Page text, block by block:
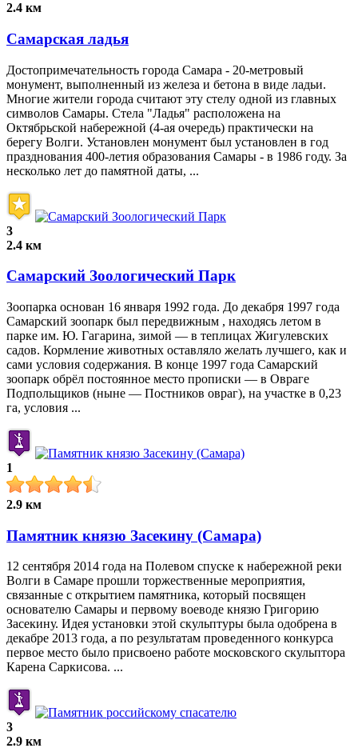
2.4 км
Самарская ладья
Достопримечательность города Самара - 20-метровый
монумент, выполненный из железа и бетона в виде ладьи.
Многие жители города считают эту стелу одной из главных
символов Самары. Стела "Ладья" расположена на
Октябрьской набережной (4-ая очередь) практически на
берегу Волги. Установлен монумент был установлен в год
празднования 400-летия образования Самары - в 1986 году. За
несколько лет до памятной даты, ...
3
2.4 км
Самарский Зоологический Парк
Зоопарка основан 16 января 1992 года. До декабря 1997 года
Самарский зоопарк был передвижным , находясь летом в
парке им. Ю. Гагарина, зимой — в теплицах Жигулевских
садов. Кормление животных оставляло желать лучшего, как и
сами условия содержания. В конце 1997 года Самарский
зоопарк обрёл постоянное место прописки — в Овраге
Подпольщиков (ныне — Постников овраг), на участке в 0,23
га, условия ...
1
2.9 км
Памятник князю Засекину (Самара)
12 сентября 2014 года на Полевом спуске к набережной реки
Волги в Самаре прошли торжественные мероприятия,
связанные с открытием памятника, который посвящен
основателю Самары и первому воеводе князю Григорию
Засекину. Идея установки этой скульптуры была одобрена в
декабре 2013 года, а по результатам проведенного конкурса
первое место было присвоено работе московского скульптора
Карена Саркисова. ...
3
2.9 км